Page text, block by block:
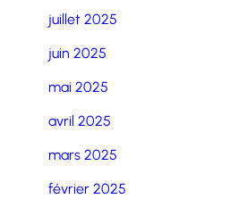
juillet 2025
juin 2025
mai 2025
avril 2025
mars 2025
février 2025